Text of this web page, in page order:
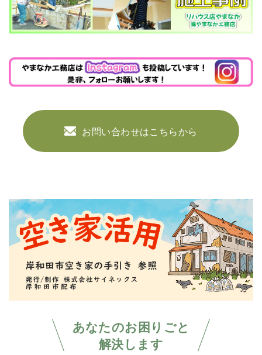
あなたのお困りごと
解決します
お問い合わせはこちらから